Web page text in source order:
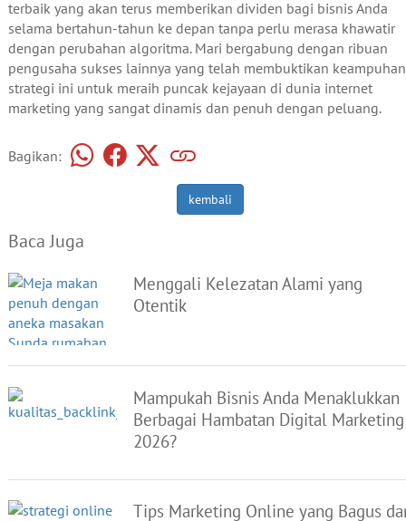
terbaik yang akan terus memberikan dividen bagi bisnis Anda
selama bertahun-tahun ke depan tanpa perlu merasa khawatir
dengan perubahan algoritma. Mari bergabung dengan ribuan
pengusaha sukses lainnya yang telah membuktikan keampuhan
strategi ini untuk meraih puncak kejayaan di dunia internet
marketing yang sangat dinamis dan penuh dengan peluang.
Bagikan:
kembali
Baca Juga
Menggali Kelezatan Alami yang
Otentik
Mampukah Bisnis Anda Menaklukkan
Berbagai Hambatan Digital Marketing
2026?
Tips Marketing Online yang Bagus